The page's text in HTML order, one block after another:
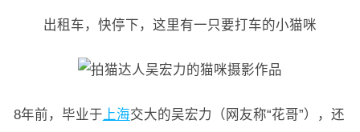
出租车，快停下，这里有一只要打车的小猫咪
8年前，毕业于 上海交大的吴宏力（网友称“花哥”），还